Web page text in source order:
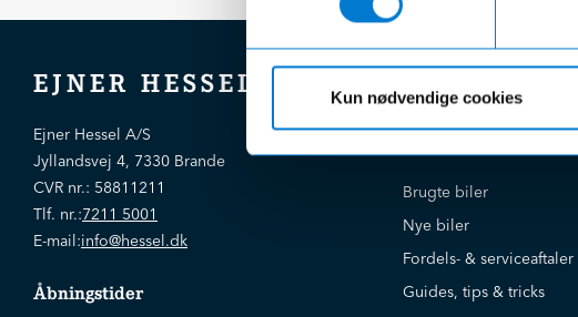
Kun nødvendige cookies
ADRESSE
POST NR. BY
persondatapolitik
*
Ja tak, jeg vil gerne holdes opdateret af Ejner Hessel A/S via
biler, tilbehør og ydelser til biler, reparation/service af biler,
Ejner Hessel må kontakte mig for udvidelse af samtykket. Du kan
EJNER HESSEL
Ejner Hessel A/S
Jyllandsvej 4, 7330 Brande
CVR nr.: 58811211
Tlf. nr.:7211 5001
E-mail:info@hessel.dk
Åbningstider
Bliv klogere på
Brugte biler
Nye biler
Fordels- & serviceaftaler
Guides, tips & tricks